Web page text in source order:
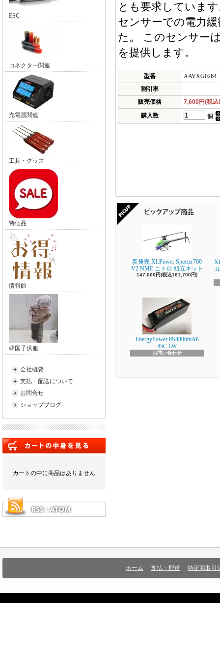
ESC
コネクター関連
充電器関連
工具・グッズ
特価品
情報館
韓国子供服
会社概要
支払・配送について
お問合せ
ショップブログ
カートの中に商品はありません
とも要求していま
センサーでの電力
た。 このセンサー
を提供します。
型番
AAVXG0264
割引率
販売価格
7,600円(税
購入数
個
新発売 XLPower Specter700
V2 NME ニトロ 組立キット
147,000円(税込161,700円)
EnergyPower 6S4800mAh
45C LW
お問い合わせ
ホーム 支払・配送 特定商取引